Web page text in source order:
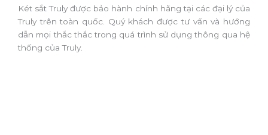
Két sắt Truly được bảo hành chính hãng tại các đại lý của
Truly trên toàn quốc. Quý khách được tư vấn và hướng
dẫn mọi thắc thắc trong quá trình sử dụng thông qua hệ
thống của Truly.